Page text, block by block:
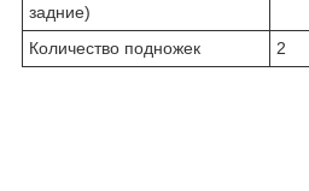
задние)
Количество подножек 2